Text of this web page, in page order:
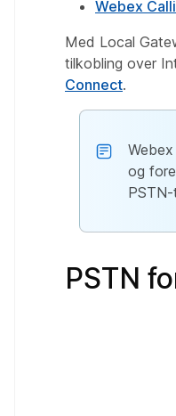
Webex
Med Local
tilkobling over
Connect.
og
PSTN